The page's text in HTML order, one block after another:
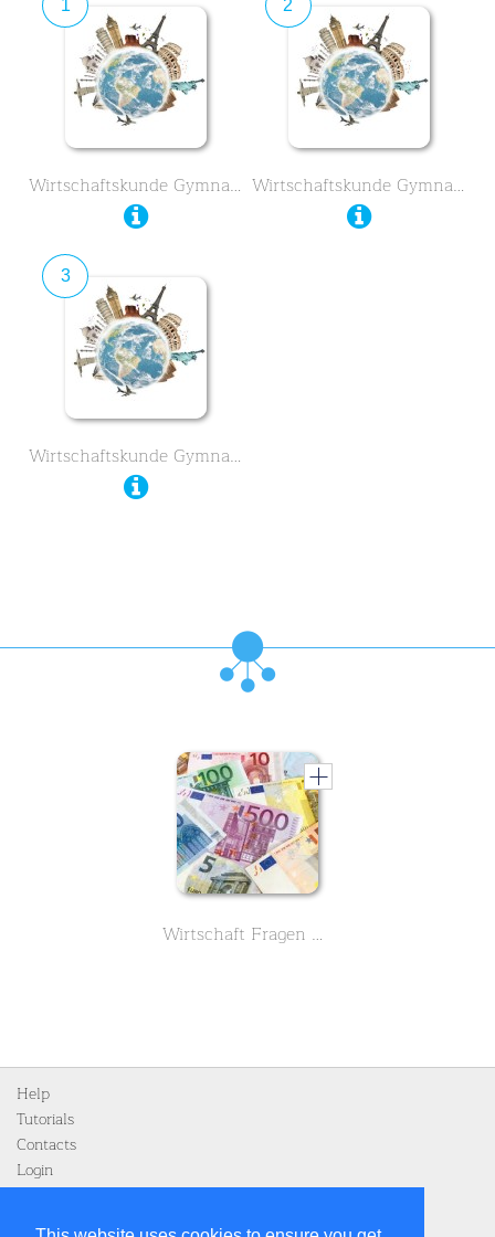
1
Wirtschaftskunde Gymnasium …
2
Wirtschaftskunde Gymnasium …
3
Wirtschaftskunde Gymnasium …
Wirtschaft Fragen Gymnasium Klasse 8
Help
Tutorials
Contacts
Login
Register